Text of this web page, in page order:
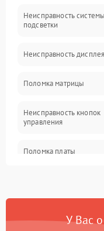
Оптика
Неисправность системы
подсветки
Неисправность дисплея
Поломка матрицы
Неисправность кнопок
управления
Поломка платы
аккумулятора
Неисправность
У Вас